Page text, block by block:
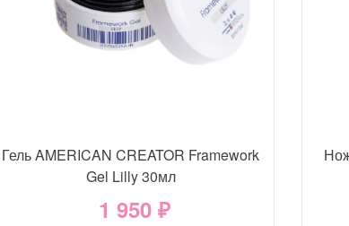
Гель AMERICAN CREATOR Framework
Gel Lilly 30мл
1 950 ₽